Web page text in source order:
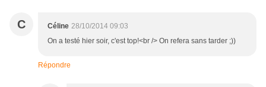
C Céline 28/10/2014 09:03
On a testé hier soir, c'est top!<br /> On refera sans tarder ;))
Répondre